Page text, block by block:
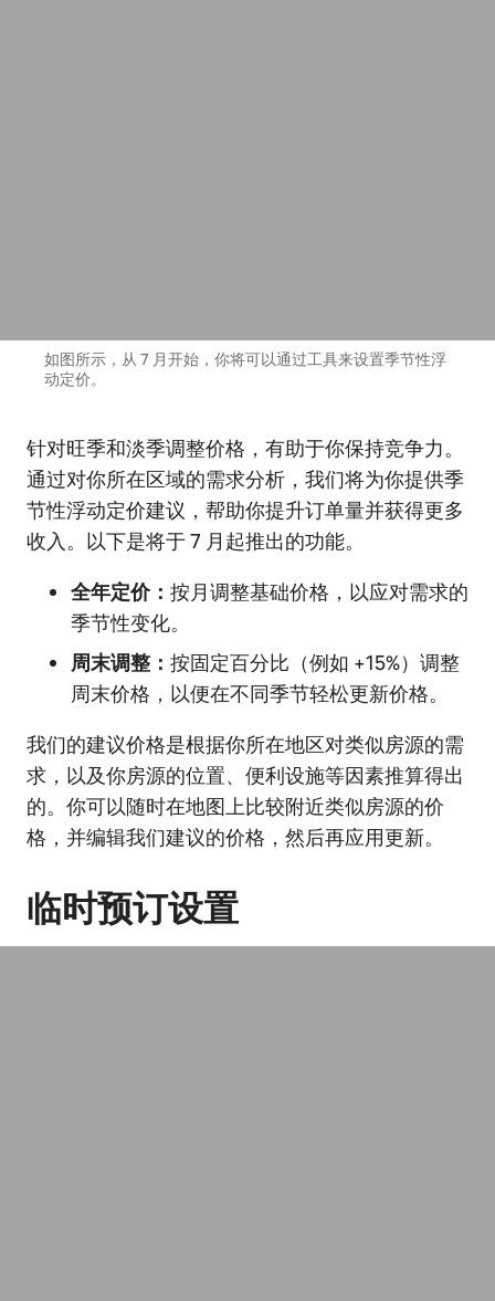
如图所示，从 7 月开始，你将可以通过工具来设置季节性浮
动定价。
针对旺季和淡季调整价格，有助于你保持竞争力。
通过对你所在区域的需求分析，我们将为你提供季
节性浮动定价建议，帮助你提升订单量并获得更多
收入。以下是将于 7 月起推出的功能。
全年定价： 按月调整基础价格，以应对需求的
季节性变化。
周末调整： 按固定百分比（例如 +15%）调整
周末价格，以便在不同季节轻松更新价格。
我们的建议价格是根据你所在地区对类似房源的需
求，以及你房源的位置、便利设施等因素推算得出
的。你可以随时在地图上比较附近类似房源的价
格，并编辑我们建议的价格，然后再应用更新。
临时预订设置